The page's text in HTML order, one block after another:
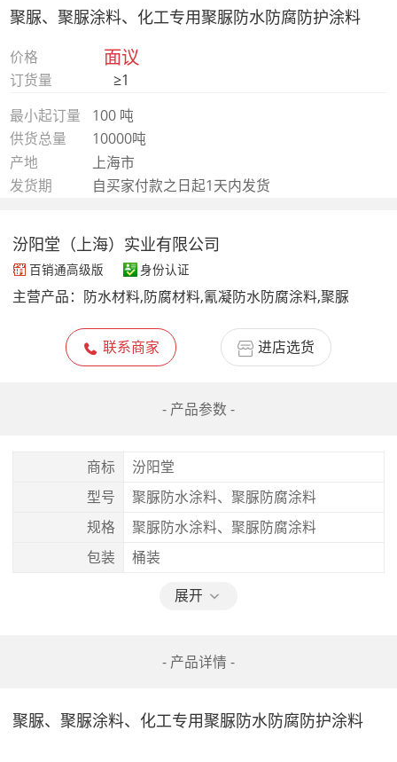
聚脲、聚脲涂料、化工专用聚脲防水防腐防护涂料
价格 面议
订货量
≥1
最小起订量
100 吨
供货总量
10000吨
产地
上海市
发货期
自买家付款之日起1天内发货
汾阳堂（上海）实业有限公司
百销通高级版 身份认证
主营产品： 防水材料,防腐材料,氰凝防水防腐涂料,聚脲
联系商家 进店选货
- 产品参数 -
商标
汾阳堂
型号
聚脲防水涂料、聚脲防腐涂料
规格
聚脲防水涂料、聚脲防腐涂料
包装
桶装
展开
- 产品详情 -
聚脲、聚脲涂料、化工专用聚脲防水防腐防护涂料